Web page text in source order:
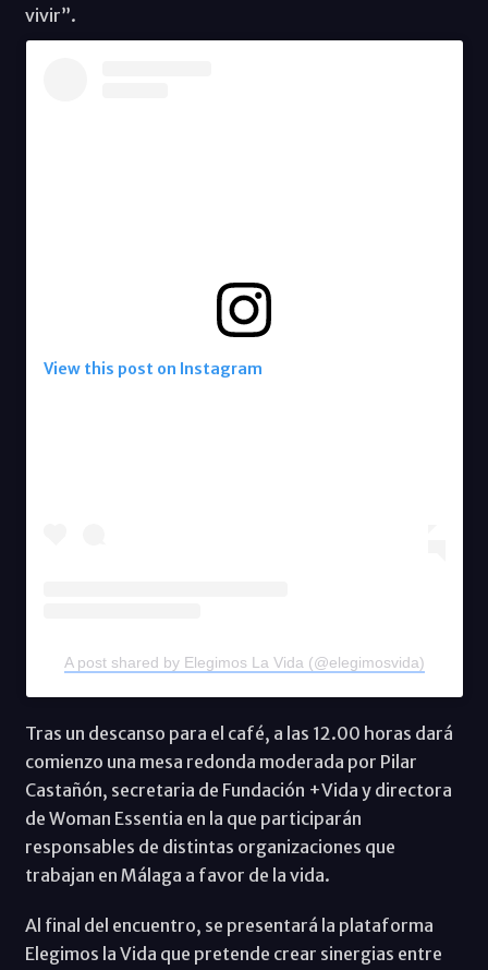
vivir”.
View this post on Instagram
A post shared by Elegimos La Vida (@elegimosvida)
Tras un descanso para el café, a las 12.00 horas dará
comienzo una mesa redonda moderada por Pilar
Castañón, secretaria de Fundación +Vida y directora
de Woman Essentia en la que participarán
responsables de distintas organizaciones que
trabajan en Málaga a favor de la vida.
Al final del encuentro, se presentará la plataforma
Elegimos la Vida que pretende crear sinergias entre